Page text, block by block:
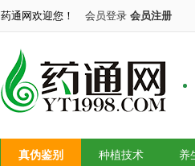
药通网欢迎您！ 会员登录 会员注册
真伪鉴别 种植技术 养